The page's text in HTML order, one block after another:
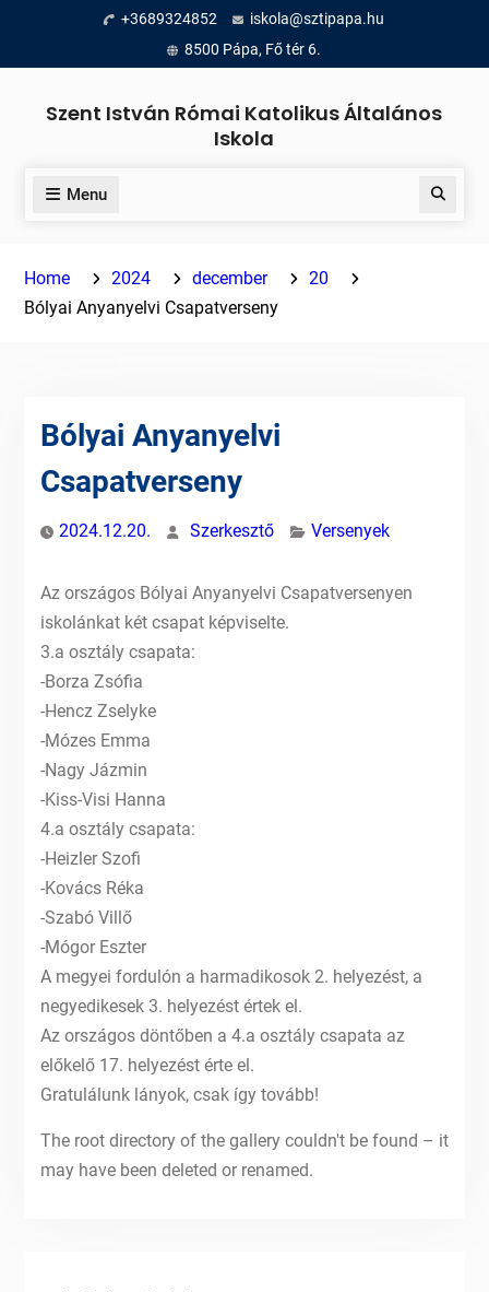
content
+3689324852
iskola@sztipapa.hu
8500 Pápa, Fő tér 6.
Szent István Római Katolikus Általános
Iskola
Menu Search
Home 2024 december
20
Bólyai Anyanyelvi Csapatverseny
Bólyai Anyanyelvi
Csapatverseny
2024.12.20. Szerkesztő Versenyek
Az országos Bólyai Anyanyelvi Csapatversenyen
iskolánkat két csapat képviselte.
3.a osztály csapata:
-Borza Zsófia
-Hencz Zselyke
-Mózes Emma
-Nagy Jázmin
-Kiss-Visi Hanna
4.a osztály csapata:
-Heizler Szofi
-Kovács Réka
-Szabó Villő
-Mógor Eszter
A megyei fordulón a harmadikosok 2. helyezést, a
negyedikesek 3. helyezést értek el.
Az országos döntőben a 4.a osztály csapata az
előkelő 17. helyezést érte el.
Gratulálunk lányok, csak így tovább!
The root directory of the gallery couldn't be found – it
may have been deleted or renamed.